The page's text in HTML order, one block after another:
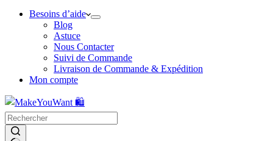
Besoins d’aide
Blog
Astuce
Nous Contacter
Suivi de Commande
Livraison de Commande & Expédition
Mon compte